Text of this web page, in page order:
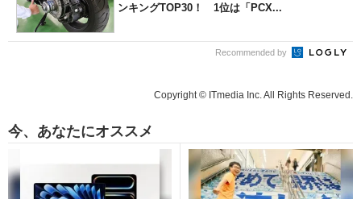
ンキングTOP30！ 1位は「PCX...
Recommended by
Copyright © ITmedia Inc. All Rights Reserved.
今、あなたにオススメ